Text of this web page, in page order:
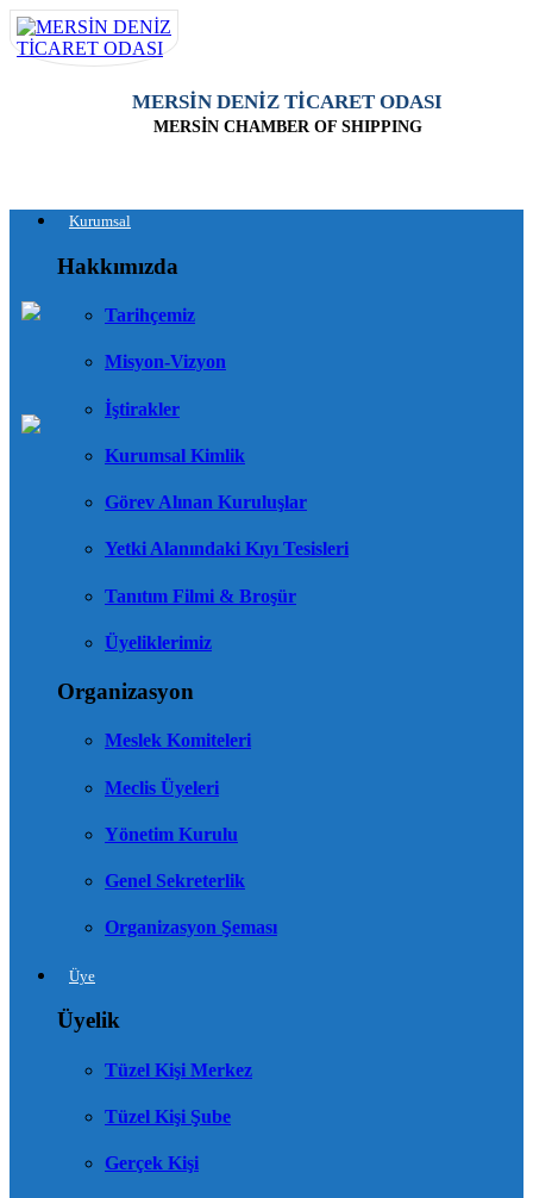
MERSİN DENİZ TİCARET ODASI
MERSİN CHAMBER OF SHIPPING
Kurumsal
Hakkımızda
Tarihçemiz
Misyon-Vizyon
İştirakler
Kurumsal Kimlik
Görev Alınan Kuruluşlar
Yetki Alanındaki Kıyı Tesisleri
Tanıtım Filmi & Broşür
Üyeliklerimiz
Organizasyon
Meslek Komiteleri
Meclis Üyeleri
Yönetim Kurulu
Genel Sekreterlik
Organizasyon Şeması
Üye
Üyelik
Tüzel Kişi Merkez
Tüzel Kişi Şube
Gerçek Kişi